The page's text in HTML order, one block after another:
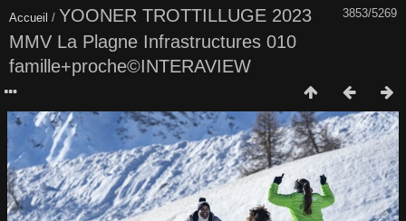
3853/5269
Accueil / YOONER TROTTILLUGE 2023
MMV La Plagne Infrastructures 010
famille+proche©INTERAVIEW